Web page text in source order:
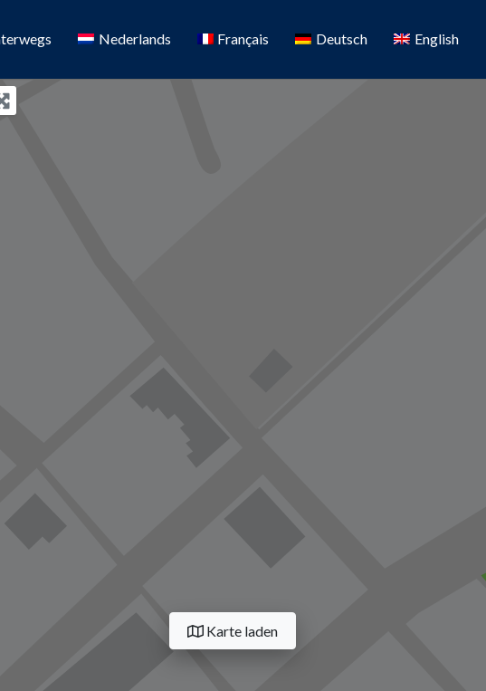
Nederlands Français Deutsch English
Filter
Karte laden